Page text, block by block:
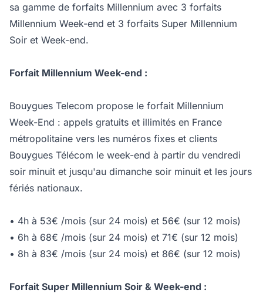
sa gamme de forfaits Millennium avec 3 forfaits
Millennium Week-end et 3 forfaits Super Millennium
Soir et Week-end.
Forfait Millennium Week-end :
Bouygues Telecom propose le forfait Millennium
Week-End : appels gratuits et illimités en France
métropolitaine vers les numéros fixes et clients
Bouygues Télécom le week-end à partir du vendredi
soir minuit et jusqu'au dimanche soir minuit et les jours
fériés nationaux.
• 4h à 53€ /mois (sur 24 mois) et 56€ (sur 12 mois)
• 6h à 68€ /mois (sur 24 mois) et 71€ (sur 12 mois)
• 8h à 83€ /mois (sur 24 mois) et 86€ (sur 12 mois)
Forfait Super Millennium Soir & Week-end :